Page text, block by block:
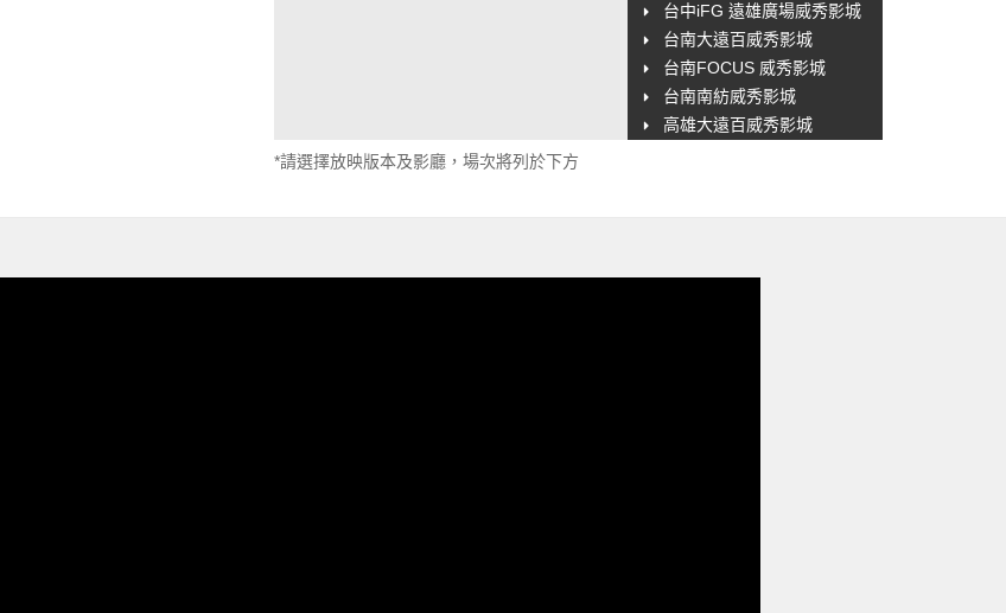
台中iFG 遠雄廣場威秀影城
台南大遠百威秀影城
台南FOCUS 威秀影城
台南南紡威秀影城
高雄大遠百威秀影城
*請選擇放映版本及影廳，場次將列於下方